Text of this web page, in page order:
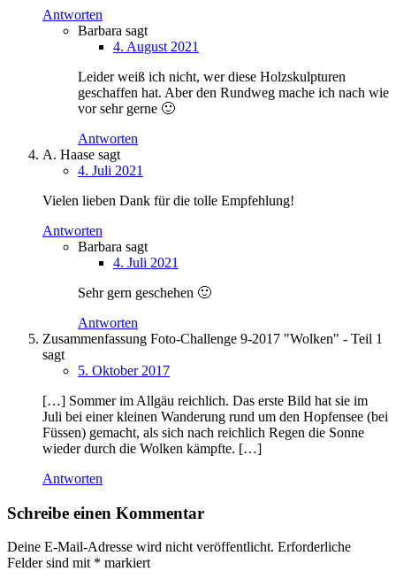
Antworten
Barbara sagt
4. August 2021
Leider weiß ich nicht, wer diese Holzskulpturen
geschaffen hat. Aber den Rundweg mache ich nach wie
vor sehr gerne 🙂
Antworten
A. Haase sagt
4. Juli 2021
Vielen lieben Dank für die tolle Empfehlung!
Antworten
Barbara sagt
4. Juli 2021
Sehr gern geschehen 🙂
Antworten
Zusammenfassung Foto-Challenge 9-2017 "Wolken" - Teil 1
sagt
5. Oktober 2017
[…] Sommer im Allgäu reichlich. Das erste Bild hat sie im
Juli bei einer kleinen Wanderung rund um den Hopfensee (bei
Füssen) gemacht, als sich nach reichlich Regen die Sonne
wieder durch die Wolken kämpfte. […]
Antworten
Schreibe einen Kommentar
Deine E-Mail-Adresse wird nicht veröffentlicht. Erforderliche
Felder sind mit * markiert